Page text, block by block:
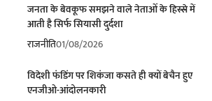
जनता के बेवकूफ समझने वाले नेताओं के हिस्से में
आती है सिर्फ सियासी दुर्दशा
राजनीति01/08/2026
विदेशी फंडिंग पर शिकंजा कसते ही क्यों बेचैन हुए
एनजीओ-आंदोलनकारी